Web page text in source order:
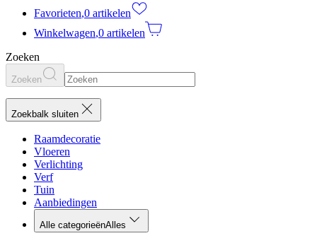
Favorieten,0 artikelen
Winkelwagen,0 artikelen
Zoeken
Zoeken
Zoekbalk sluiten
Raamdecoratie
Vloeren
Verlichting
Verf
Tuin
Aanbiedingen
Alle categorieënAlles